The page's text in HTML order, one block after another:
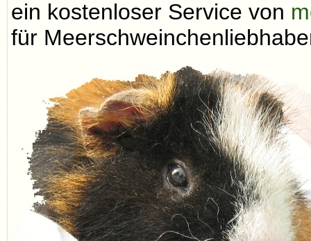
ein kostenloser Service von
für